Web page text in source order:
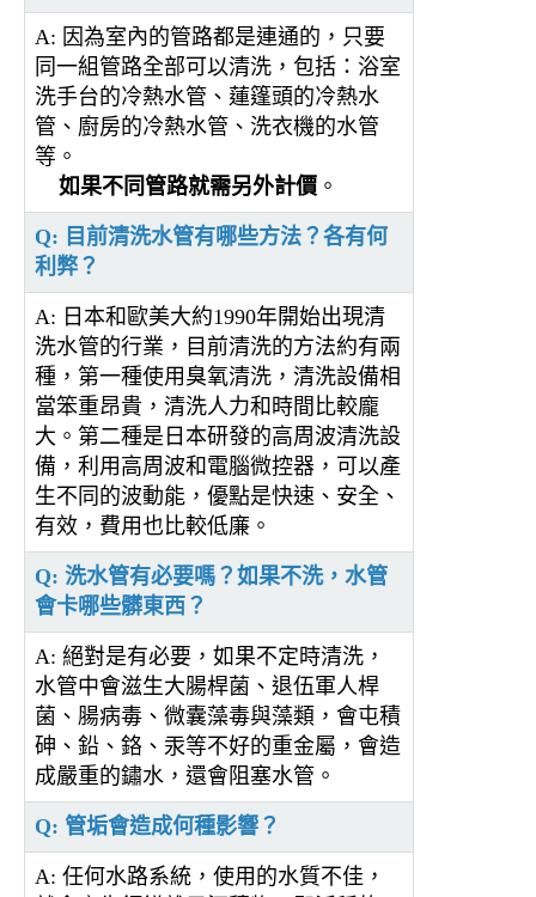
A: 因為室內的管路都是連通的，只要
同一組管路全部可以清洗，包括：浴室
洗手台的冷熱水管、蓮篷頭的冷熱水
管、廚房的冷熱水管、洗衣機的水管
等。
如果不同管路就需另外計價 。
Q: 目前清洗水管有哪些方法？各有何
利弊？
A: 日本和歐美大約1990年開始出現清
洗水管的行業，目前清洗的方法約有兩
種，第一種使用臭氧清洗，清洗設備相
當笨重昂貴，清洗人力和時間比較龐
大。第二種是日本研發的高周波清洗設
備，利用高周波和電腦微控器，可以產
生不同的波動能，優點是快速、安全、
有效，費用也比較低廉。
Q: 洗水管有必要嗎？如果不洗，水管
會卡哪些髒東西？
A: 絕對是有必要，如果不定時清洗，
水管中會滋生大腸桿菌、退伍軍人桿
菌、腸病毒、微囊藻毒與藻類，會屯積
砷、鉛、鉻、汞等不好的重金屬，會造
成嚴重的鏽水，還會阻塞水管。
Q: 管垢會造成何種影響？
A: 任何水路系統，使用的水質不佳，